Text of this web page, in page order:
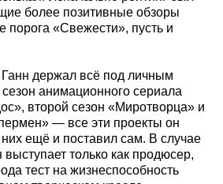
более позитивные обзоры
порога «Свежести», пусть и
держал всё под личным
анимационного сериала
второй сезон «Миротворца» и
— все эти проекты он
ещё и поставил сам. В случае
только как продюсер,
тест на жизнеспособность